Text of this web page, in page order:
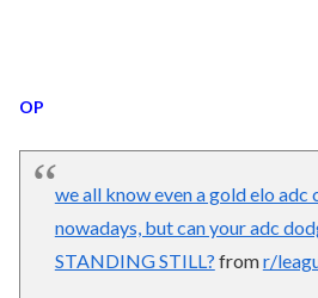
OP
we all know even a gold elo adc
nowadays, but can your adc
STANDING STILL? fromr/